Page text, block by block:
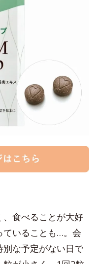
食べることが大好
ていることも…。会
な予定がない日で